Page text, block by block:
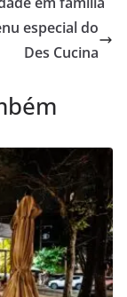
especial do
Des Cucina